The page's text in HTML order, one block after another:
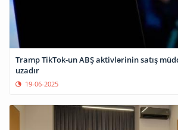
Tramp TikTok-un ABŞ aktivlərinin satış
uzadır
19-06-2025